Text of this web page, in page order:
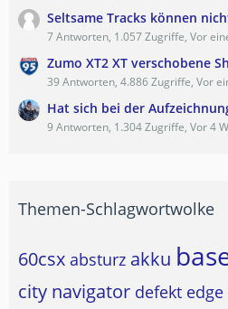
Seltsame Tracks können
7 Antworten, 1.057 Zugriffe, Vor
Zumo XT2 XT verschobene
39 Antworten, 4.886 Zugriffe, Vor
Hat sich bei der
9 Antworten, 1.304 Zugriffe, Vor 4
Themen-Schlagwortwolke
60csx absturz akku
city navigator defekt edge